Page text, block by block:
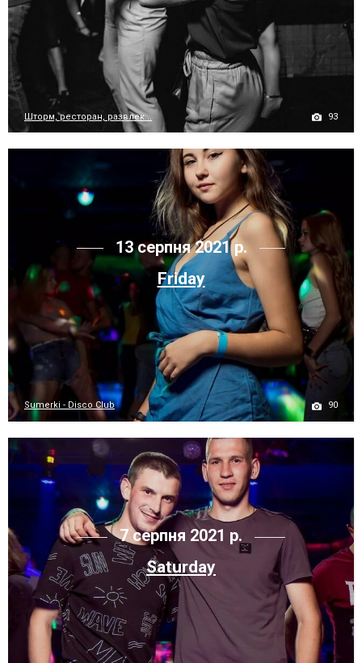
Шторм, ресторан, развлек... 93
13 серпня 2021 р.
Friday
Sumerki - Disco Club 90
7 серпня 2021 р.
Saturday